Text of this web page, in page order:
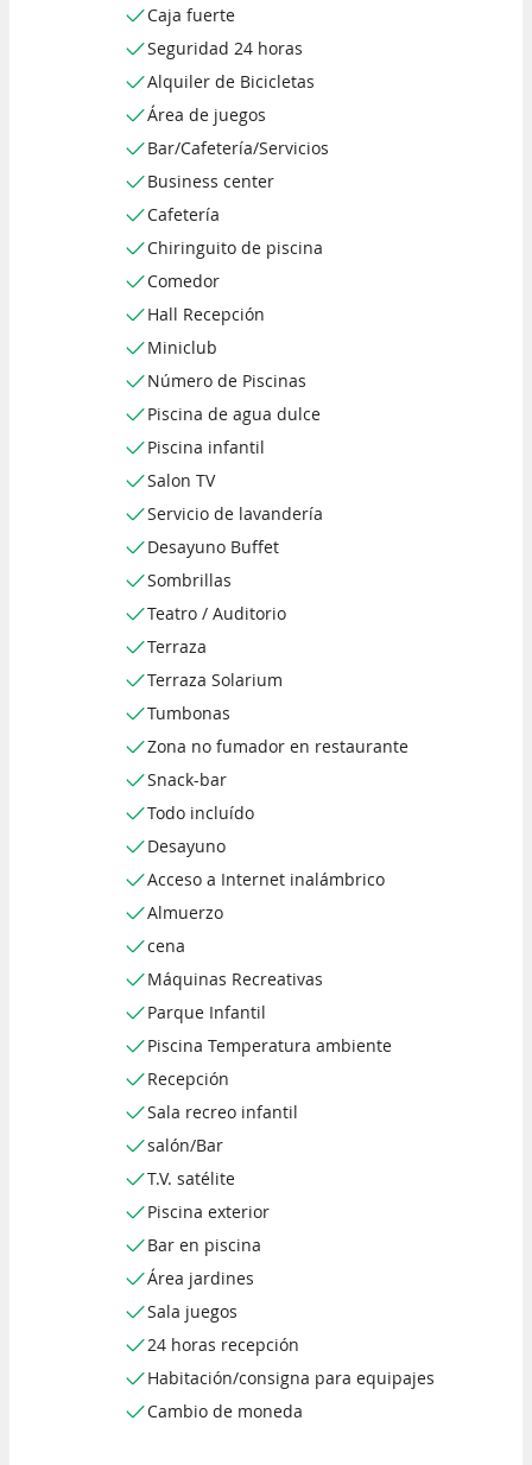
Caja fuerte
Seguridad 24 horas
Alquiler de Bicicletas
Área de juegos
Bar/Cafetería/Servicios
Business center
Cafetería
Chiringuito de piscina
Comedor
Hall Recepción
Miniclub
Número de Piscinas
Piscina de agua dulce
Piscina infantil
Salon TV
Servicio de lavandería
Desayuno Buffet
Sombrillas
Teatro / Auditorio
Terraza
Terraza Solarium
Tumbonas
Zona no fumador en restaurante
Snack-bar
Todo incluído
Desayuno
Acceso a Internet inalámbrico
Almuerzo
cena
Máquinas Recreativas
Parque Infantil
Piscina Temperatura ambiente
Recepción
Sala recreo infantil
salón/Bar
T.V. satélite
Piscina exterior
Bar en piscina
Área jardines
Sala juegos
24 horas recepción
Habitación/consigna para equipajes
Cambio de moneda